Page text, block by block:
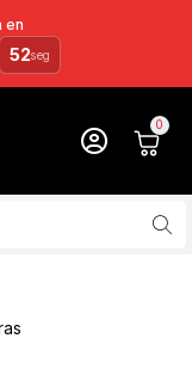
en
52seg